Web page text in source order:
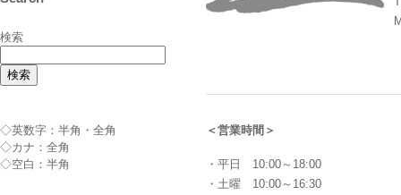
＜営業時間＞
・平日 10:00～18:00
・土曜 10:00～16:30
検索
検索
◇英数字：半角・全角
◇カナ：全角
◇空白：半角